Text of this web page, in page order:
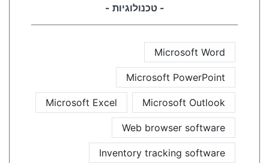
- טכנולוגיות -
Microsoft Word
Microsoft PowerPoint
Microsoft Outlook
Microsoft Excel
Web browser software
Inventory tracking software